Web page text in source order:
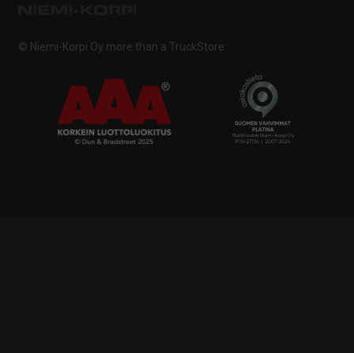
© Niemi-Korpi Oy more than a TruckStore